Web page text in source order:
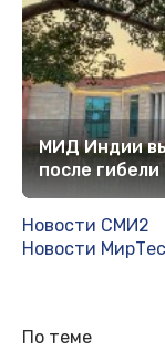
МИД Индии
после
Новости СМИ2
Новости
По теме